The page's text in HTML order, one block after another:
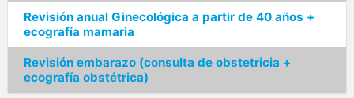
Revisión anual Ginecológica a partir de 40 años +
ecografía mamaria
Revisión embarazo (consulta de obstetricia +
ecografía obstétrica)